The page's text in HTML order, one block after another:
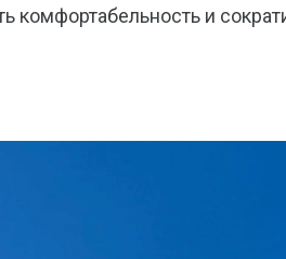
комфортабельность и